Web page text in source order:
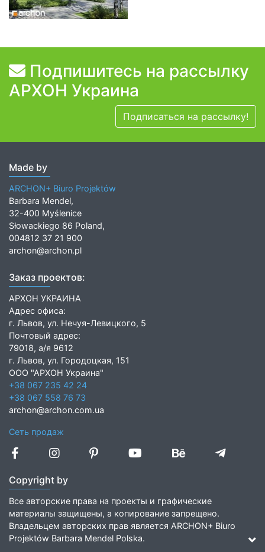
Подпишитесь на рассылку
АРХОН Украина
Подписаться на рассылку!
Made by
ARCHON+ Biuro Projektów
Barbara Mendel,
32-400 Myślenice
Słowackiego 86 Poland,
004812 37 21 900
archon@archon.pl
Заказ проектов:
АРХОН УКРАИНА
Адрес офиса:
г. Львов, ул. Нечуя-Левицкого, 5
Почтовый адрес:
79018, а/я 9612
г. Львов, ул. Городоцкая, 151
ООО "АРХОН Украина"
+38 067 235 42 24
+38 067 558 76 73
archon@archon.com.ua
Сеть продаж
Copyright by
Все авторские права на проекты и графические
материалы защищены, а копирование запрещено.
Владельцем авторских прав является ARCHON+ Biuro
Projektów Barbara Mendel Polska.